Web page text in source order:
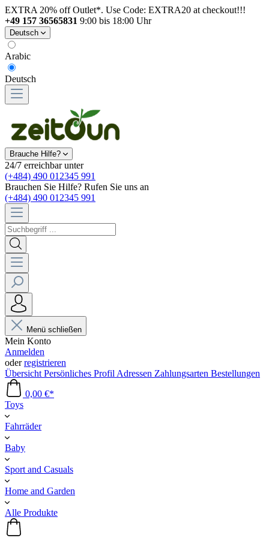
EXTRA 20% off Outlet*. Use Code: EXTRA20 at checkout!!!
+49 157 36565831 9:00 bis 18:00 Uhr
Deutsch
Arabic
Deutsch
Brauche Hilfe?
24/7 erreichbar unter
(+484) 490 012345 991
Brauchen Sie Hilfe? Rufen Sie uns an
(+484) 490 012345 991
Menü schließen
Mein Konto
Anmelden
oderregistrieren
Übersicht Persönliches Profil Adressen Zahlungsarten Bestellungen
0,00 €*
Toys
Fahrräder
Baby
Sport and Casuals
Home and Garden
Alle Produkte